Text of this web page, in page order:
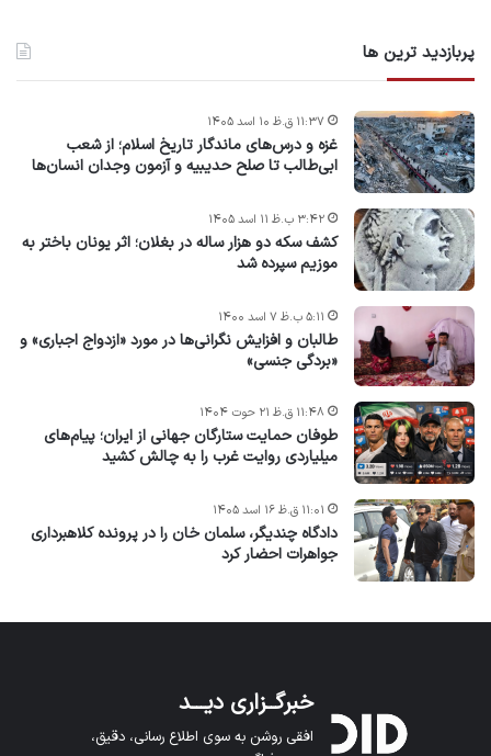
پربازدید ترین ها
غزه و درس‌های ماندگار تاریخ اسلام؛ از شعب
ابی‌طالب تا صلح حدیبیه و آزمون وجدان انسان‌ها
۱۱:۳۷ ق.ظ ۱۰ اسد ۱۴۰۵
کشف سکه دو هزار ساله در بغلان؛ اثر یونان باختر به
موزیم سپرده شد
۳:۴۲ ب.ظ ۱۱ اسد ۱۴۰۵
طالبان و افزایش نگرانی‌ها در مورد «ازدواج اجباری» و
«بردگی جنسی»
۵:۱۱ ب.ظ ۷ اسد ۱۴۰۰
طوفان حمایت ستارگان جهانی از ایران؛ پیام‌های
میلیاردی روایت غرب را به چالش کشید
۱۱:۴۸ ق.ظ ۲۱ حوت ۱۴۰۴
دادگاه چندیگر، سلمان خان را در پرونده کلاهبرداری
جواهرات احضار کرد
۱۱:۰۱ ق.ظ ۱۶ اسد ۱۴۰۵
خبرگــزاری دیـــد
افقی روشن به سوی اطلاع رسانی، دقیق،